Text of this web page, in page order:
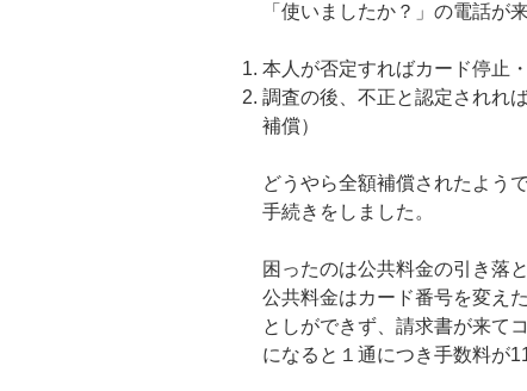
「使いましたか？」の電話が
本人が否定すればカード停止
調査の後、不正と認定されれ
補償）
どうやら全額補償されたよう
手続きをしました。
困ったのは公共料金の引き落
公共料金はカード番号を変え
としができず、請求書が来て
になると１通につき手数料が